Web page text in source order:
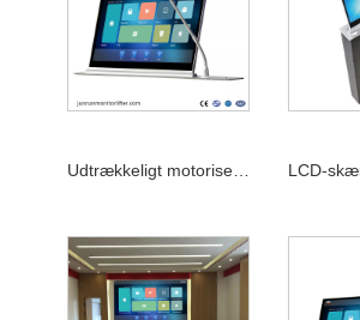
Udtrækkeligt motoriseret skærmløftebord til papirløse mødesystemer